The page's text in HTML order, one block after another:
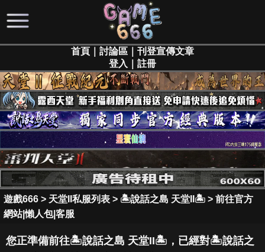
首頁 討論區
刊登宣傳文章
登入
註冊
遊戲666 > 天堂II私服列表 > 🏝️說話之島 天堂II🏝️ > 前往官方
網站|懶人包|客服
您正準備前往🏝️說話之島 天堂II🏝️，已經對🏝️說話之